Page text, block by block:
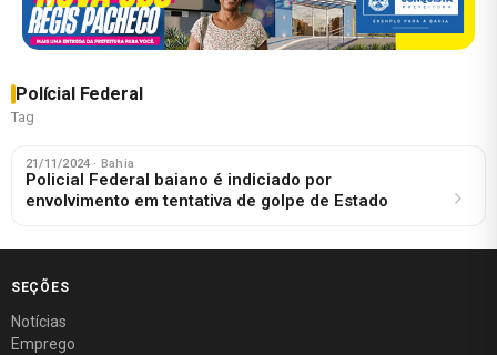
Polícial Federal
Tag
21/11/2024 · Bahia
Policial Federal baiano é indiciado por
envolvimento em tentativa de golpe de Estado
SEÇÕES
Notícias
Emprego